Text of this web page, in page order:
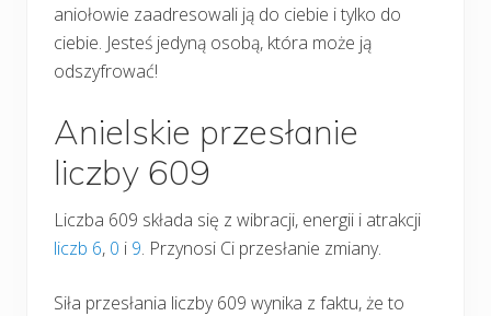
aniołowie zaadresowali ją do ciebie i tylko do
ciebie. Jesteś jedyną osobą, która może ją
odszyfrować!
Anielskie przesłanie
liczby 609
Liczba 609 składa się z wibracji, energii i atrakcji
liczb 6, 0 i 9. Przynosi Ci przesłanie zmiany.
Siła przesłania liczby 609 wynika z faktu, że to